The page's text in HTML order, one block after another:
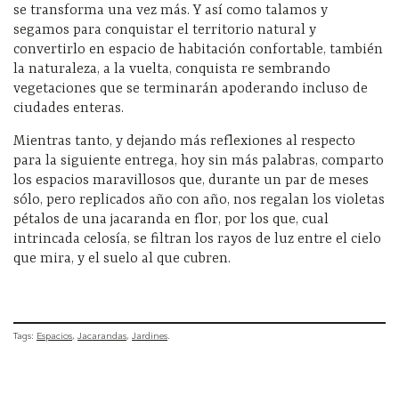
se transforma una vez más. Y así como talamos y
segamos para conquistar el territorio natural y
convertirlo en espacio de habitación confortable, también
la naturaleza, a la vuelta, conquista re sembrando
vegetaciones que se terminarán apoderando incluso de
ciudades enteras.
Mientras tanto, y dejando más reflexiones al respecto
para la siguiente entrega, hoy sin más palabras, comparto
los espacios maravillosos que, durante un par de meses
sólo, pero replicados año con año, nos regalan los violetas
pétalos de una jacaranda en flor, por los que, cual
intrincada celosía, se filtran los rayos de luz entre el cielo
que mira, y el suelo al que cubren.
Tags: Espacios Jacarandas Jardines